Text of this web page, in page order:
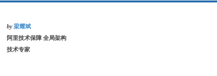
by 梁耀斌
阿里技术保障 全局架构
技术专家